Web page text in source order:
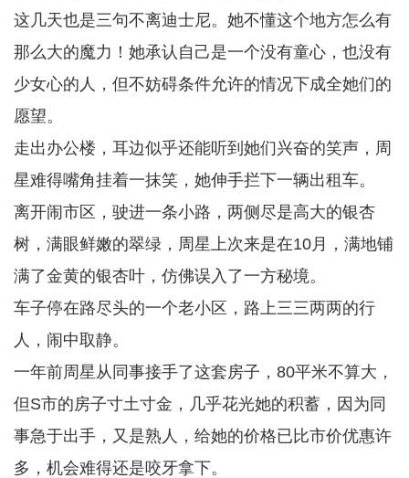
这几天也是三句不离迪士尼。她不懂这个地方怎么有
那么大的魔力！她承认自己是一个没有童心，也没有
少女心的人，但不妨碍条件允许的情况下成全她们的
愿望。
走出办公楼，耳边似乎还能听到她们兴奋的笑声，周
星难得嘴角挂着一抹笑，她伸手拦下一辆出租车。
离开闹市区，驶进一条小路，两侧尽是高大的银杏
树，满眼鲜嫩的翠绿，周星上次来是在10月，满地铺
满了金黄的银杏叶，仿佛误入了一方秘境。
车子停在路尽头的一个老小区，路上三三两两的行
人，闹中取静。
一年前周星从同事接手了这套房子，80平米不算大，
但S市的房子寸土寸金，几乎花光她的积蓄，因为同
事急于出手，又是熟人，给她的价格已比市价优惠许
多，机会难得还是咬牙拿下。